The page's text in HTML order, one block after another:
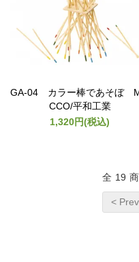
GA-04 カラー棒であそぼ
CCO/平和工業
1,320円(税込)
全 19
< Prev